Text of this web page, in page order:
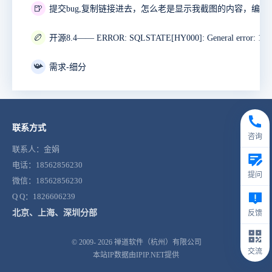
🍺
🏉
📯 需求-细分
联系方式
联系人：金娟
电话：18562856230
微信：18562856230
Q Q：1826606239
北京、上海、深圳分部
© 2009- 2026 禅道软件（杭州）有限公司
本站IP数据由IPIP.NET提供
咨询
提问
反馈
交流